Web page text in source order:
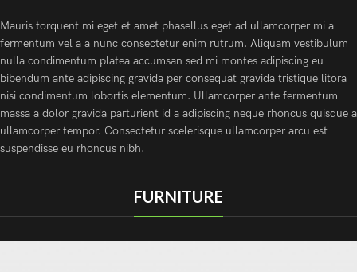
Mauris torquent mi eget et amet phasellus eget ad ullamcorper mi a
fermentum vel a a nunc consectetur enim rutrum. Aliquam vestibulum
nulla condimentum platea accumsan sed mi montes adipiscing eu
bibendum ante adipiscing gravida per consequat gravida tristique litora
nisi condimentum lobortis elementum. Ullamcorper ante fermentum
massa a dolor gravida parturient id a adipiscing neque rhoncus quisque a
ullamcorper tempor. Consectetur scelerisque ullamcorper arcu est
suspendisse eu rhoncus nibh.
FURNITURE